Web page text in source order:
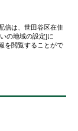
信は、世田谷区在住
の地域の設定]に
を閲覧することがで